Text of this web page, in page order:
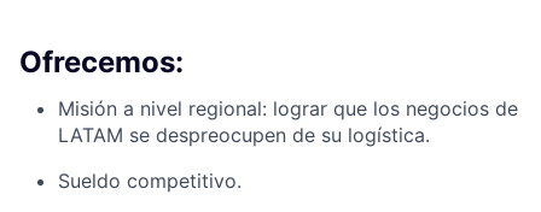
Ofrecemos:
Misión a nivel regional: lograr que los negocios de
LATAM se despreocupen de su logística.
Sueldo competitivo.